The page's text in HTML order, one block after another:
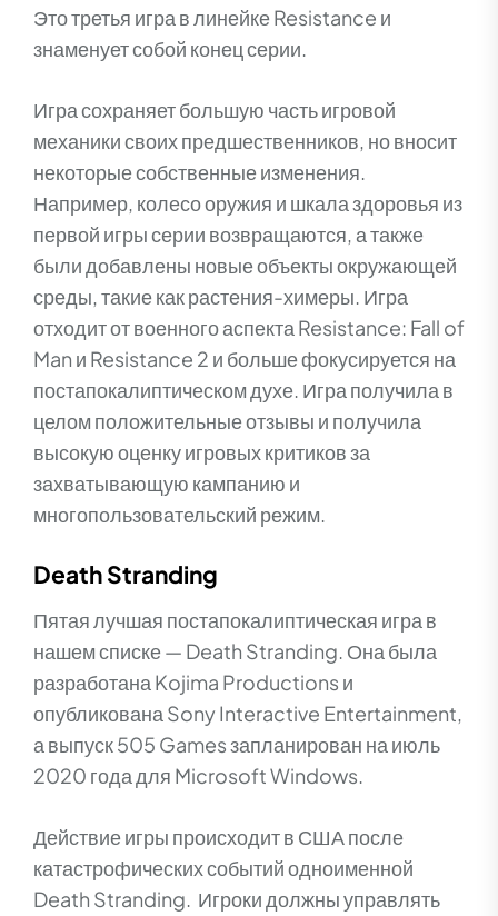
Это третья игра в линейке Resistance и
знаменует собой конец серии.
Игра сохраняет большую часть игровой
механики своих предшественников, но вносит
некоторые собственные изменения.
Например, колесо оружия и шкала здоровья из
первой игры серии возвращаются, а также
были добавлены новые объекты окружающей
среды, такие как растения-химеры. Игра
отходит от военного аспекта Resistance: Fall of
Man и Resistance 2 и больше фокусируется на
постапокалиптическом духе. Игра получила в
целом положительные отзывы и получила
высокую оценку игровых критиков за
захватывающую кампанию и
многопользовательский режим.
Death Stranding
Пятая лучшая постапокалиптическая игра в
нашем списке — Death Stranding. Она была
разработана Kojima Productions и
опубликована Sony Interactive Entertainment,
а выпуск 505 Games запланирован на июль
2020 года для Microsoft Windows.
Действие игры происходит в США после
катастрофических событий одноименной
Death Stranding. Игроки должны управлять